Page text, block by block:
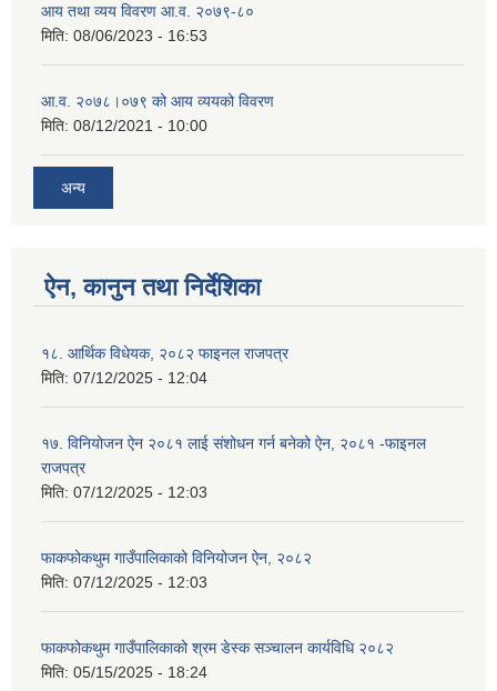
आय तथा व्यय विवरण आ.व. २०७९-८०
मिति: 08/06/2023 - 16:53
आ.व. २०७८।०७९ को आय व्ययको विवरण
मिति: 08/12/2021 - 10:00
अन्य
ऐन, कानुन तथा निर्देशिका
१८. आर्थिक विधेयक, २०८२ फाइनल राजपत्र
मिति: 07/12/2025 - 12:04
१७. विनियोजन ऐन २०८१ लाई संशोधन गर्न बनेको ऐन, २०८१ -फाइनल
राजपत्र
मिति: 07/12/2025 - 12:03
फाकफोकथुम गाउँपालिकाको विनियोजन ऐन, २०८२
मिति: 07/12/2025 - 12:03
फाकफोकथुम गाउँपालिकाको श्रम डेस्क सञ्चालन कार्यविधि २०८२
मिति: 05/15/2025 - 18:24